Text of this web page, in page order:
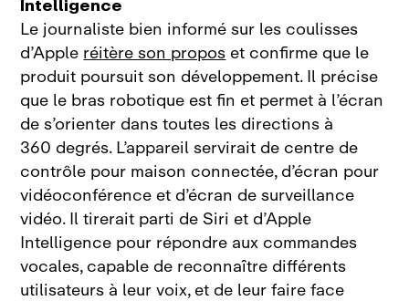
Intelligence
Le journaliste bien informé sur les coulisses
d’Appleréitère son proposet confirme que le
produit poursuit son développement. Il précise
que le bras robotique est fin et permet à l’écran
de s’orienter dans toutes les directions à
360 degrés. L’appareil servirait de centre de
contrôle pour maison connectée, d’écran pour
vidéoconférence et d’écran de surveillance
vidéo. Il tirerait parti de Siri et d’Apple
Intelligence pour répondre aux commandes
vocales, capable de reconnaître différents
utilisateurs à leur voix, et de leur faire face